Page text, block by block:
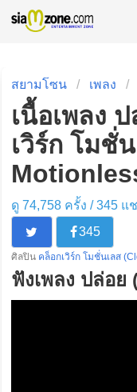
สยามโซน เพลง
เนื้อเพลง
เวิร์ก โมชั่
ดู 74,758 ครั้ง /345แ
345
ศิลปิน คล็อกเวิร์ก โมชั่นเลส
ฟังเพลง ปล่อย